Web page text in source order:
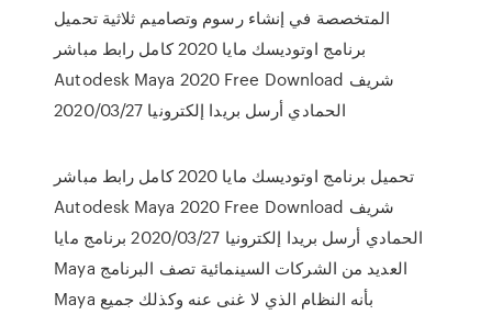
المتخصصة في إنشاء رسوم وتصاميم ثلاثية تحميل
برنامج اوتوديسك مايا 2020 كامل رابط مباشر
Autodesk Maya 2020 Free Download شريف
الحمادي أرسل بريدا إلكترونيا 2020/03/27
تحميل برنامج اوتوديسك مايا 2020 كامل رابط مباشر
Autodesk Maya 2020 Free Download شريف
الحمادي أرسل بريدا إلكترونيا 2020/03/27 برنامج مايا
Maya العديد من الشركات السينمائية تصف البرنامج
Maya بأنه النظام الذي لا غنى عنه وكذلك جميع